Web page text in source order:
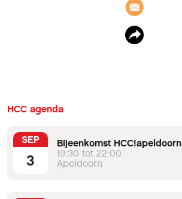
HCC agenda
SEP
3
Bijeenkomst HCC!apeldoorn
19:30 tot 22:00
Apeldoorn